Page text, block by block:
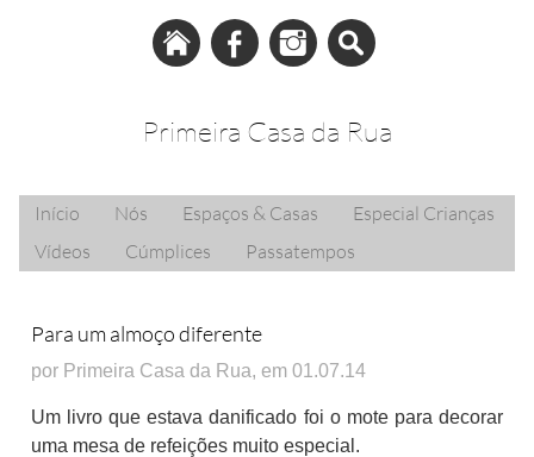
Primeira Casa da Rua
Início Nós Espaços & Casas
Especial Crianças
Vídeos
Cúmplices Passatempos
Para um almoço diferente
por Primeira Casa da Rua, em 01.07.14
Um livro que estava danificado foi o mote para decorar
uma mesa de refeições muito especial.